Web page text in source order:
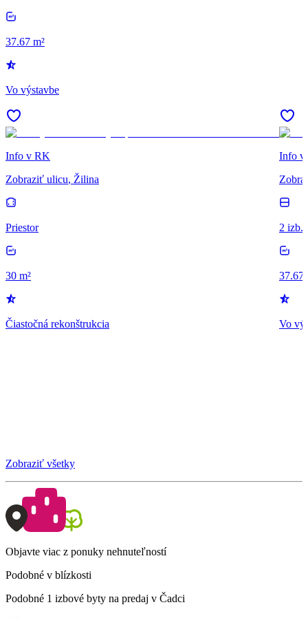
37.67 m²
Vo výstavbe
Info v RK
Zobraziť ulicu, Žilina
Priestor
30 m²
Čiastočná rekonštrukcia
Info v
2 izb.
37.67
Vo
Zobraziť všetky
Objavte viac z ponuky nehnuteľností
Podobné v blízkosti
Podobné 1 izbové byty na predaj v Čadci